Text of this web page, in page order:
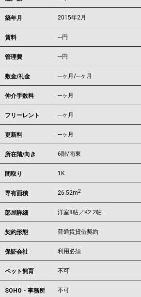
築年月 2015年2月
賃料 ---円
管理費 ---円
敷金/礼金 ---ヶ月/---ヶ月
仲介手数料 ---ヶ月
フリーレント ---ヶ月
更新料 ---ヶ月
所在階/向き 6階/南東
間取り 1K
専有面積 26.52m2
部屋詳細 洋室8帖／K2.2帖
契約形態 普通賃貸借契約
保証会社 利用必須
ペット飼育 不可
SOHO・事務所 不可